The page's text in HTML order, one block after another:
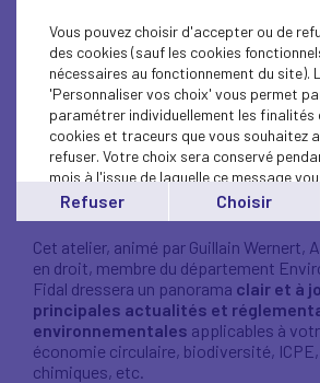
du Parcours RSE qui se déroulera le :
Vendredi 6 juin à 8h30
FIDAL
72 avenue Olivier Messaien
LE MANS
Connaître les évolutions
d’environnement est essentiel
impacts sur vos activités.
Cet atelier, animé par Guillain Wernert,
en droit, membre du département
Fidal dressera un panorama clair et à
principales actualités et
environnementales applicables à
économie circulaire, biodiversité,
chimiques, etc.
Vous pouvez choisir d'accepter ou de
des cookies (sauf les cookies
nécessaires au fonctionnement du site).
'Personnaliser vos choix' vous permet
paramétrer individuellement les
cookies et traceurs que vous souhaitez
refuser. Votre choix sera conservé
mois à l'issue de laquelle ce message
affiché..
Vous pouvez modifier votre choix à tout
cliquant sur le lien
'cookies' en bas de
Refuser Choisir